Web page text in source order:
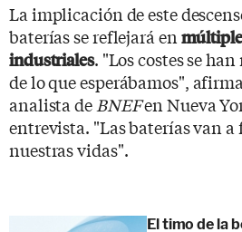
La implicación de este
baterías se reflejará en
industriales. "Los costes se
de lo que esperábamos",
analista de BNEFen Nueva
entrevista. "Las baterías van a
nuestras vidas".
El timo de la